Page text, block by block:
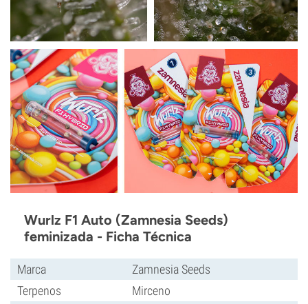
Wurlz F1 Auto (Zamnesia Seeds)
feminizada - Ficha Técnica
Marca
Zamnesia Seeds
Terpenos
Mirceno